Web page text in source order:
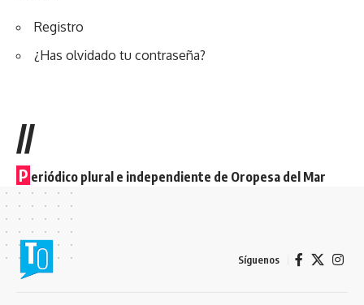
Registro
¿Has olvidado tu contraseña?
//
P eriódico plural e independiente de Oropesa del Mar
Síguenos